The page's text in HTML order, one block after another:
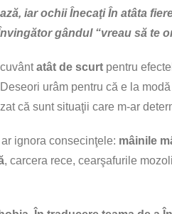
iar ochii Înecaţi În atâta
gândul “vreau să te
atât de scurt pentru
urâm pentru că e la
că sunt situaţii care m-ar
ignora consecinţele: mâinile
, carcera rece, cearşafurile